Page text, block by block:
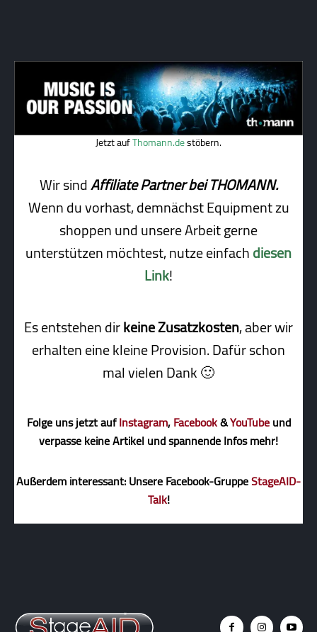
Jetzt aufThomann.destöbern.
Wir sindAffiliate Partner bei THOMANN.
Wenn du vorhast, demnächst Equipment zu
shoppen und unsere Arbeit gerne
unterstützen möchtest, nutze einfachdiesen
Link!
Es entstehen dirkeine Zusatzkosten, aber wir
erhalten eine kleine Pro­vi­sion. Dafür schon
mal vielen Dank 🙂
Folge uns jetzt aufInstagram,Facebook&YouTubeund
verpasse keine Artikel und spannende Infos mehr!
Außerdem interessant: Unsere Facebook-GruppeStageAID-
Talk!